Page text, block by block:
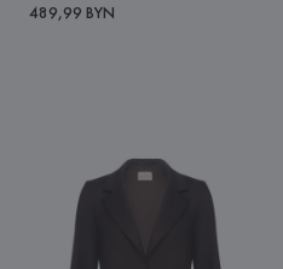
489,99 BYN